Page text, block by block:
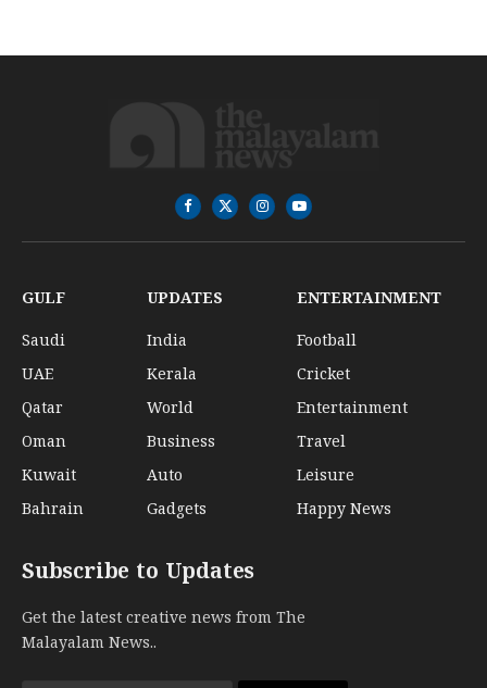
Facebook
X
(Twitter)
InstagramYouTube
GULF
Saudi
UAE
Qatar
Oman
Kuwait
Bahrain
UPDATES
India
Kerala
World
Business
Auto
Gadgets
ENTERTAINMENT
Football
Cricket
Entertainment
Travel
Leisure
Happy News
Subscribe to Updates
Get the latest creative news from The
Malayalam News..